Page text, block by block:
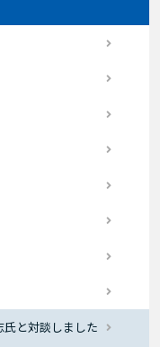
と対談しました